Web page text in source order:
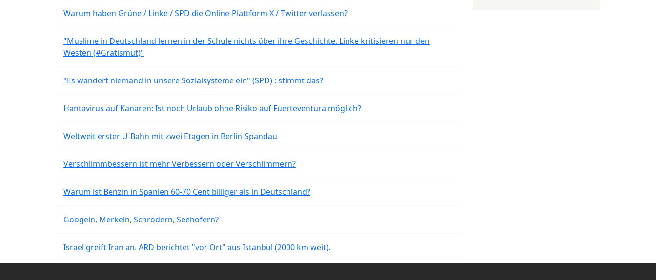
Warum haben Grüne / Linke / SPD die Online-Plattform X / Twitter verlassen?
"Muslime in Deutschland lernen in der Schule nichts über ihre Geschichte. Linke kritisieren nur den
Westen (#Gratismut)"
"Es wandert niemand in unsere Sozialsysteme ein" (SPD) : stimmt das?
Hantavirus auf Kanaren: Ist noch Urlaub ohne Risiko auf Fuerteventura möglich?
Weltweit erster U-Bahn mit zwei Etagen in Berlin-Spandau
Verschlimmbessern ist mehr Verbessern oder Verschlimmern?
Warum ist Benzin in Spanien 60-70 Cent billiger als in Deutschland?
Googeln, Merkeln, Schrödern, Seehofern?
Israel greift Iran an. ARD berichtet "vor Ort" aus Istanbul (2000 km weit).